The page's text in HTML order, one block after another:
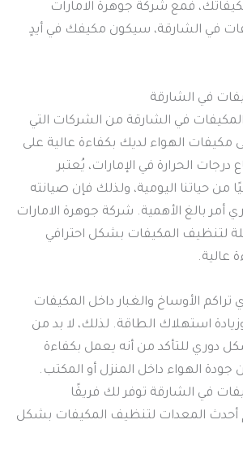
فمع شركة جوهرة الامارات
في الشارقة، سيكون مكيفك في أيدٍ
في الشارقة
في الشارقة من الشركات التي
مكيفات الهواء لديك بكفاءة عالية على
درجات الحرارة في الإمارات، يُعتبر
من حياتنا اليومية، ولذلك فإن صيانته
بالغ الأهمية. شركة جوهرة الامارات
لتنظيف المكيفات بشكل احترافي
عالية.
الأوساخ والغبار داخل المكيفات
استهلاك الطاقة. لذلك، لا بد من
دوري للتأكد من أنه يعمل بكفاءة
الهواء داخل المنزل أو المكتب.
في الشارقة توفر لك فريقًا
المعدات لتنظيف المكيفات بشكل